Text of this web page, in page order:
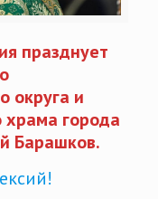
празднует
округа и
храма города
Барашков.